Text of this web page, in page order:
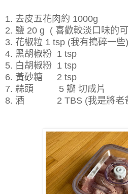
1. 去皮五花肉約 1000g
2. 鹽 20 g ( 喜歡較淡口味的
3. 花椒粒 1 tsp (我有搗碎一些)
4. 黑胡椒粉 1 tsp
5. 白胡椒粉 1 tsp
6. 黃砂糖 2 tsp
7. 蒜頭 5 瓣 切成片
8. 酒 2 TBS (我是將老爸